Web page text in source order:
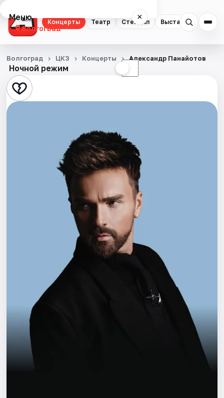
Концерты Театр Стендап Выставки
Меню ×
Волгоград
Концерты
Театр
Стендап
Артисты
Рейтинги
Ночной режим ☾
Волгоград ЦКЗ Концерты Александр Панайотов